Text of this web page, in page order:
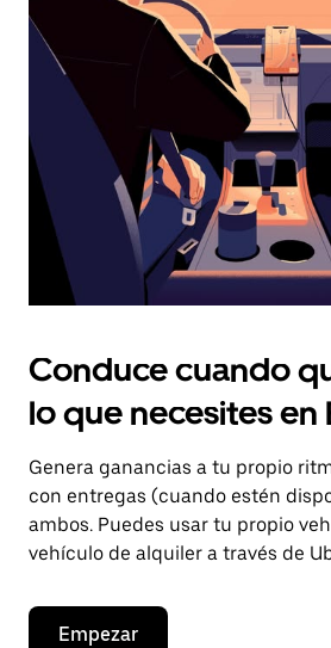
el
botón
escape
el
calendario.
Conduce cuando
lo que necesites en
Genera ganancias a tu propio
con entregas (cuando estén
ambos. Puedes usar tu propio
vehículo de alquiler a través de
Empezar